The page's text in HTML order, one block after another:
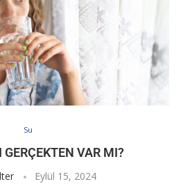
Su
GERÇEKTEN VAR MI?
Eylül 15, 2024